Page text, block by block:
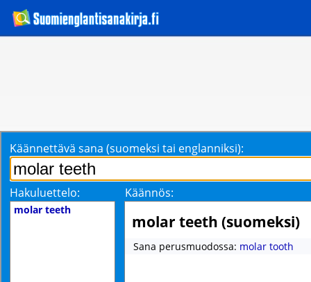
Käännettävä sana (suomeksi tai englanniksi):
Hakuluettelo: Käännös:
molar teeth
molar teeth (suomeksi)
Sana perusmuodossa: molar tooth